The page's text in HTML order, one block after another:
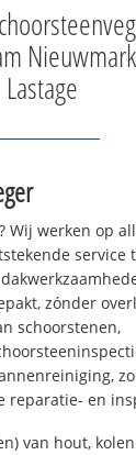
Lastage
? Wij werken op
service
zónder
schoorstenen,
reparatie- en
van hout,